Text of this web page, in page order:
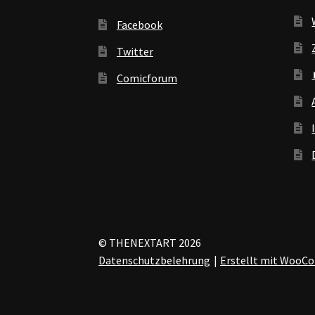
Facebook
Twitter
Comicforum
© THENEXTART 2026
Datenschutzbelehrung
Erstellt mit